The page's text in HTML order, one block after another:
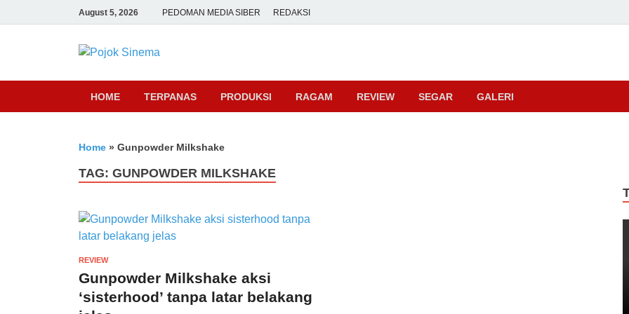
August 5, 2026 PEDOMAN MEDIA SIBER REDAKSI
Pojok Sinema
HOME TERPANAS PRODUKSI RAGAM REVIEW SEGAR GALERI
Home » Gunpowder Milkshake
TAG: GUNPOWDER MILKSHAKE
REVIEW
Gunpowder Milkshake aksi
‘sisterhood’ tanpa latar belakang